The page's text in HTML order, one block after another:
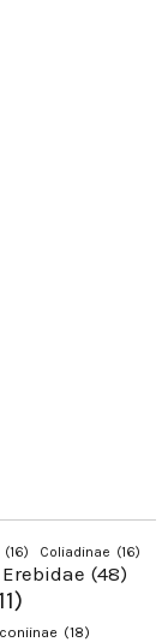
(16) Coliadinae (16)
Erebidae (48)
(18)